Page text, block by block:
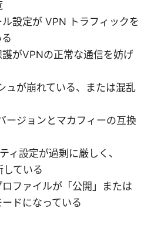
設定が VPN トラフィックを
護がVPNの正常な通信を妨げ
ュが崩れている、または混乱
ージョンとマカフィーの互換
ィ設定が過剰に厳しく、
ている
ファイルが「公開」または
ードになっている